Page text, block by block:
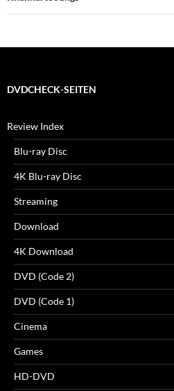
DVDCHECK-SEITEN
Review Index
Blu-ray Disc
4K Blu-ray Disc
Streaming
Download
4K Download
DVD (Code 2)
DVD (Code 1)
Cinema
Games
HD-DVD